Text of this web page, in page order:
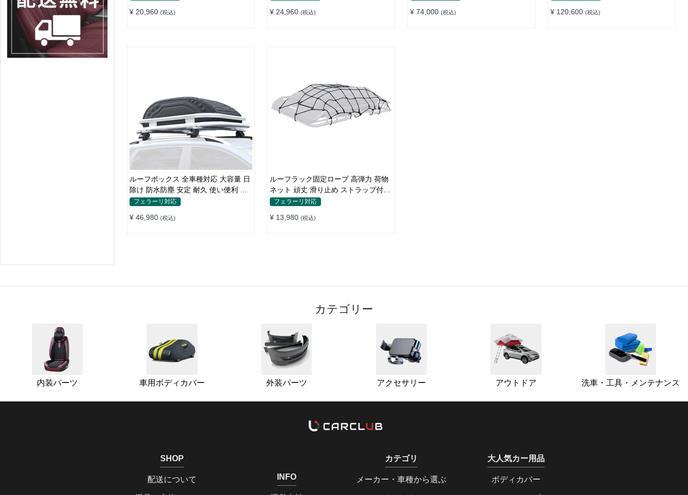
¥ 20,960 (税込) ¥ 24,960 (税込) ¥ 74,000 (税込) ¥ 120,600 (税込)
ルーフボックス 全車種対応 大容量 日
除け 防水防塵 安定 耐久 使い便利 折
畳式 車用ラゲッジケース
フェラーリ対応
¥ 46,980 (税込)
ルーフラック固定ロープ 高弾力 荷物
ネット 頑丈 滑り止め ストラップ付き
ベースキャリア
フェラーリ対応
¥ 13,980 (税込)
カテゴリー
内装パーツ 車用ボディカバー 外装パーツ アクセサリー アウトドア 洗車・工具・メンテナンス
SHOP
配送について INFO
カテゴリ
メーカー・車種から選ぶ
大人気カー用品
ボディカバー